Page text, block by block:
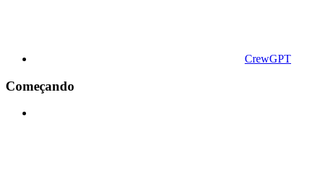
CrewGPT
Começando